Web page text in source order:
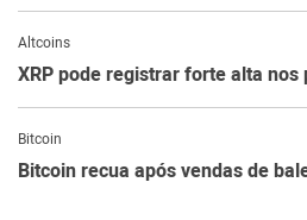
Altcoins
XRP pode registrar forte alta
Bitcoin
Bitcoin recua após vendas de